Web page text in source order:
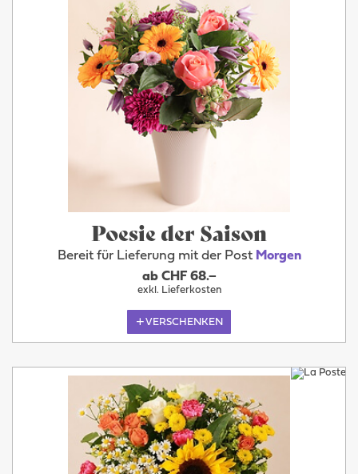
Poesie der Saison
Bereit für Lieferung mit der Post Morgen
ab CHF 68.–
exkl. Lieferkosten
VERSCHENKEN